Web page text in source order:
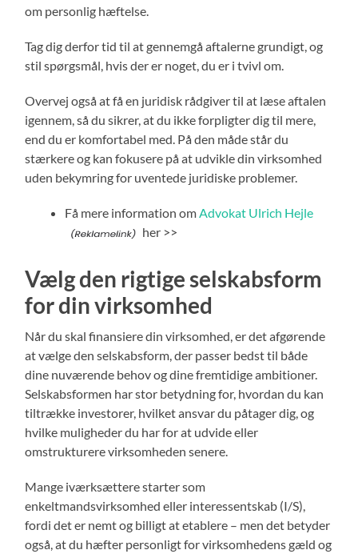
om personlig hæftelse.
Tag dig derfor tid til at gennemgå aftalerne grundigt, og
stil spørgsmål, hvis der er noget, du er i tvivl om.
Overvej også at få en juridisk rådgiver til at læse aftalen
igennem, så du sikrer, at du ikke forpligter dig til mere,
end du er komfortabel med. På den måde står du
stærkere og kan fokusere på at udvikle din virksomhed
uden bekymring for uventede juridiske problemer.
Få mere information om Advokat Ulrich Hejle
her >>
Vælg den rigtige selskabsform
for din virksomhed
Når du skal finansiere din virksomhed, er det afgørende
at vælge den selskabsform, der passer bedst til både
dine nuværende behov og dine fremtidige ambitioner.
Selskabsformen har stor betydning for, hvordan du kan
tiltrække investorer, hvilket ansvar du påtager dig, og
hvilke muligheder du har for at udvide eller
omstrukturere virksomheden senere.
Mange iværksættere starter som
enkeltmandsvirksomhed eller interessentskab (I/S),
fordi det er nemt og billigt at etablere – men det betyder
også, at du hæfter personligt for virksomhedens gæld og